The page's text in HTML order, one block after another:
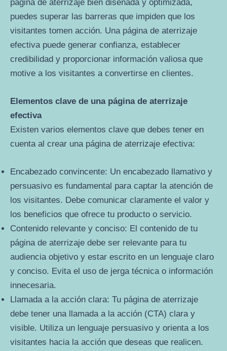
página de aterrizaje bien diseñada y optimizada,
puedes superar las barreras que impiden que los
visitantes tomen acción. Una página de aterrizaje
efectiva puede generar confianza, establecer
credibilidad y proporcionar información valiosa que
motive a los visitantes a convertirse en clientes.
Elementos clave de una página de aterrizaje
efectiva
Existen varios elementos clave que debes tener en
cuenta al crear una página de aterrizaje efectiva:
Encabezado convincente: Un encabezado llamativo y
persuasivo es fundamental para captar la atención de
los visitantes. Debe comunicar claramente el valor y
los beneficios que ofrece tu producto o servicio.
Contenido relevante y conciso: El contenido de tu
página de aterrizaje debe ser relevante para tu
audiencia objetivo y estar escrito en un lenguaje claro
y conciso. Evita el uso de jerga técnica o información
innecesaria.
Llamada a la acción clara: Tu página de aterrizaje
debe tener una llamada a la acción (CTA) clara y
visible. Utiliza un lenguaje persuasivo y orienta a los
visitantes hacia la acción que deseas que realicen.